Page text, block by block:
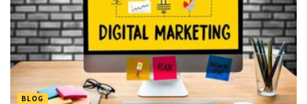
BLOG